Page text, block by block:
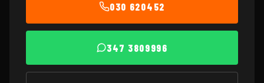
030 620452
347 3809996